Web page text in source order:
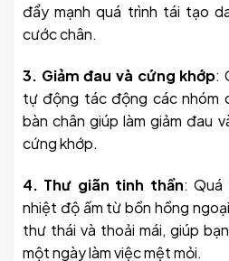
đẩy mạnh quá trình tái tạo
cước chân.
3. Giảm đau và cứng khớp:
tự động tác động các nhóm
bàn chân giúp làm giảm đau
cứng khớp.
4. Thư giãn tinh thần: Quá
nhiệt độ ấm từ bồn hồng
thư thái và thoải mái, giúp
một ngày làm việc mệt mỏi.